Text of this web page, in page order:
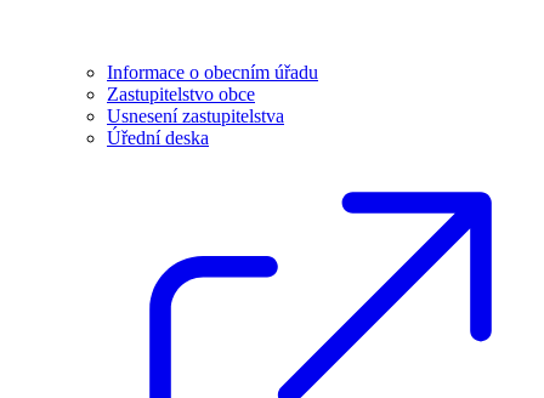
Informace o obecním úřadu
Zastupitelstvo obce
Usnesení zastupitelstva
Úřední deska